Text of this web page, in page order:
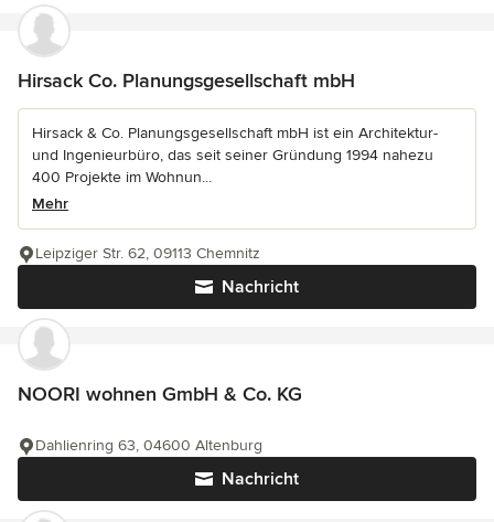
Hirsack Co. Planungsgesellschaft mbH
Hirsack & Co. Planungsgesellschaft mbH ist ein Architektur-
und Ingenieurbüro, das seit seiner Gründung 1994 nahezu
400 Projekte im Wohnun...
Mehr
Nachricht
Leipziger Str. 62, 09113 Chemnitz
NOORI wohnen GmbH & Co. KG
Nachricht
Dahlienring 63, 04600 Altenburg